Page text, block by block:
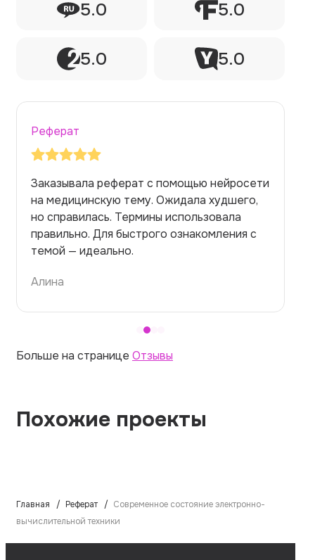
5.0 5.0
5.0 5.0
Реферат
Заказывала реферат с помощью нейросети
на медицинскую тему. Ожидала худшего,
но справилась. Термины использовала
правильно. Для быстрого ознакомления с
темой — идеально.
Алина
Больше на странице Отзывы
Похожие проекты
Главная Реферат
Современное состояние электронно-
вычислительной техники